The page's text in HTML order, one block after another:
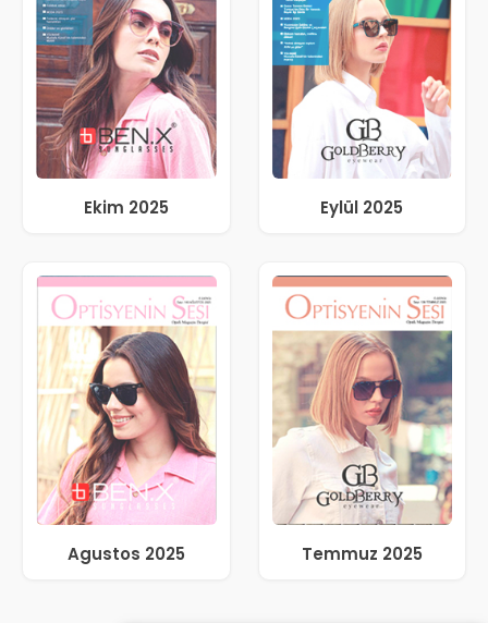
Ekim 2025 Eylül 2025
Agustos 2025 Temmuz 2025